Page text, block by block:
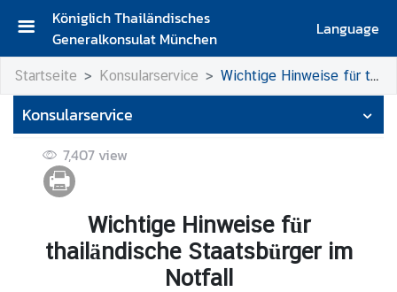
Königlich Thailändisches
Generalkonsulat München
Language
S
t
a
r
t
s
e
e
Startseite Konsularservice Wichtige Hinweise für thailändische Staatsbürger im Notfall
Konsularservice
7,407 view
Wichtige Hinweise für
thailändische Staatsbürger im
Notfall